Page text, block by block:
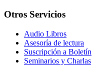
Otros Servicios
Audio Libros
Asesoría de lectura
Suscripción a Boletín
Seminarios y Charlas